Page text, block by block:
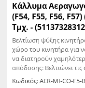
Κάλλυμα
(F54, F55, F56,
Τμχ. -
Βελτίωση ψύξης
χώρο του κινητήρα για
να διατηρούν χαμηλότερη
απόδοσης: Βελτιώνει
μειώνοντας την αντίσταση του αέρα.
Γυαλιστερό Μαύρο
Κωδικός: AER-MI-CO-